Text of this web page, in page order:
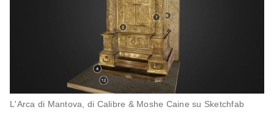
L'Arca di Mantova, di Calibre & Moshe Caine su Sketchfab